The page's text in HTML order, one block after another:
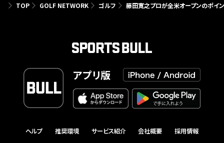
TOP GOLF NETWORK ゴルフ 藤田寛之プロが全米オープンのポイ
アプリ版
ヘルプ 推奨環境 サービス紹介 会社概要
採用情報